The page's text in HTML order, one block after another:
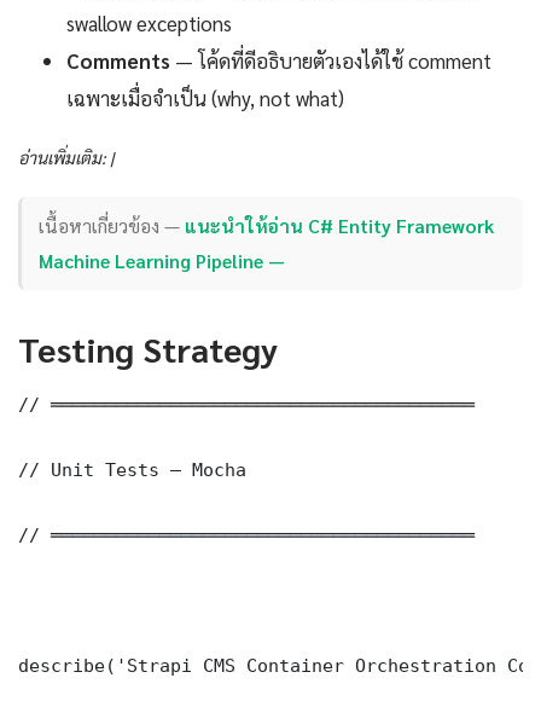
swallow exceptions
Comments — โค้ดที่ดีอธิบายตัวเองได้ใช้ comment
เฉพาะเมื่อจำเป็น (why, not what)
อ่านเพิ่มเติม: |
เนื้อหาเกี่ยวข้อง — แนะนำให้อ่าน C# Entity Framework
Machine Learning Pipeline —
Testing Strategy
// ═══════════════════════════════════════
// Unit Tests — Mocha
// ═══════════════════════════════════════
describe('Strapi CMS Container Orchestration